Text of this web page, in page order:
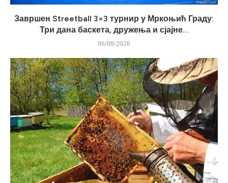
Завршен Streetball 3×3 турнир у Мркоњић Граду:
Три дана баскета, дружења и сјајне...
06/08/2026